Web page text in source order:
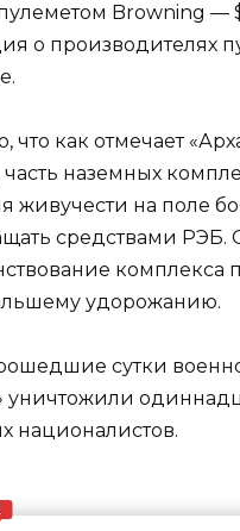
Browning —
о производителях
что как отмечает
часть наземных
живучести на поле
средствами РЭБ.
комплекса
удорожанию.
сутки
уничтожили
националистов.